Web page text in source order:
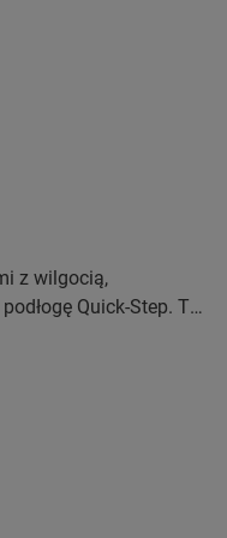
z wilgocią,
Quick-Step. Te
wyjątkowo stylowo i